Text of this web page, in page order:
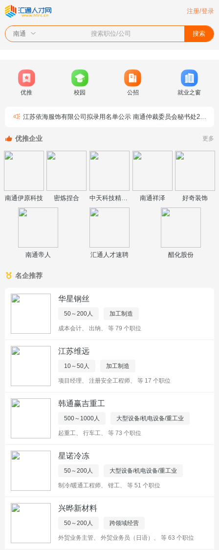
注册/登录
南通 搜索职位/公司 搜索
优推 校园 公招 就业之窗
江苏依海服饰有限公司拟录用名单公示 南通仲裁委员会秘书处2026年公开招聘工作人员（非事业编制）公告
优推企业 更多
南通伊原科技 密炼捏合 中天科技精密材料 南通祥泽 好奇装饰
南通帝人 汇通人才速聘 醋化股份
名企推荐
华星钢丝
50～200人 加工制造
成本会计、 出纳、 等 79 个职位
江苏维远
10～50人 加工制造
项目经理、 注册安全工程师、 等 17 个职位
韩通赢吉重工
500～1000人 大型设备/机电设备/重工业
起重工、 行车工、 等 73 个职位
星诺冷冻
50～200人 大型设备/机电设备/重工业
制冷/暖通工程师、 钳工、 等 51 个职位
兴晔新材料
50～200人 跨领域经营
外贸业务主管、 外贸业务员（日语） 、 等 63 个职位